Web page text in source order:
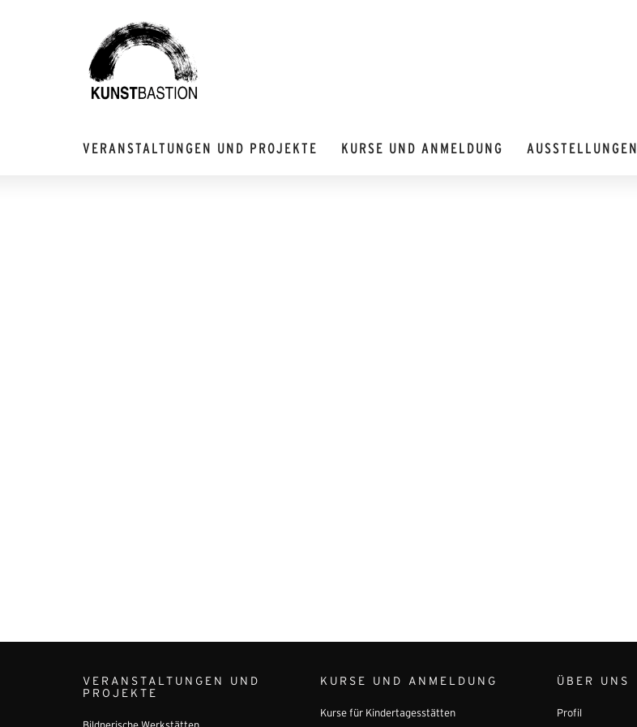
VERANSTALTUNGEN UND PROJEKTE KURSE UND ANMELDUNG AUSSTELLUNGEN
VERANSTALTUNGEN UND
PROJEKTE
KURSE UND ANMELDUNG
Kurse für Kindertagesstätten
ÜBER UNS
Profil